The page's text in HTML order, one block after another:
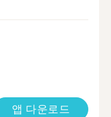
앱 다운로드